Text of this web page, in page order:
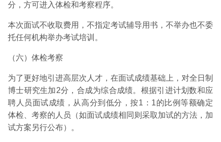
分，方可进入体检和考察程序。
本次面试不收取费用，不指定考试辅导用书，不举办也不委
托任何机构举办考试培训。
（六）体检考察
为了更好地引进高层次人才，在面试成绩基础上，对全日制
博士研究生加2分，合成为综合成绩。根据引进计划数和应
聘人员面试成绩，从高分到低分，按1：1的比例等额确定
体检、考察的人员（如面试成绩相同则采取加试的方法，加
试方案另行公布）。